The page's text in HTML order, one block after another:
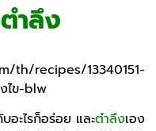
ตำลึง
th/recipes/13340151-
ไข-blw
อะไรก็อร่อย และตำลึงเอง